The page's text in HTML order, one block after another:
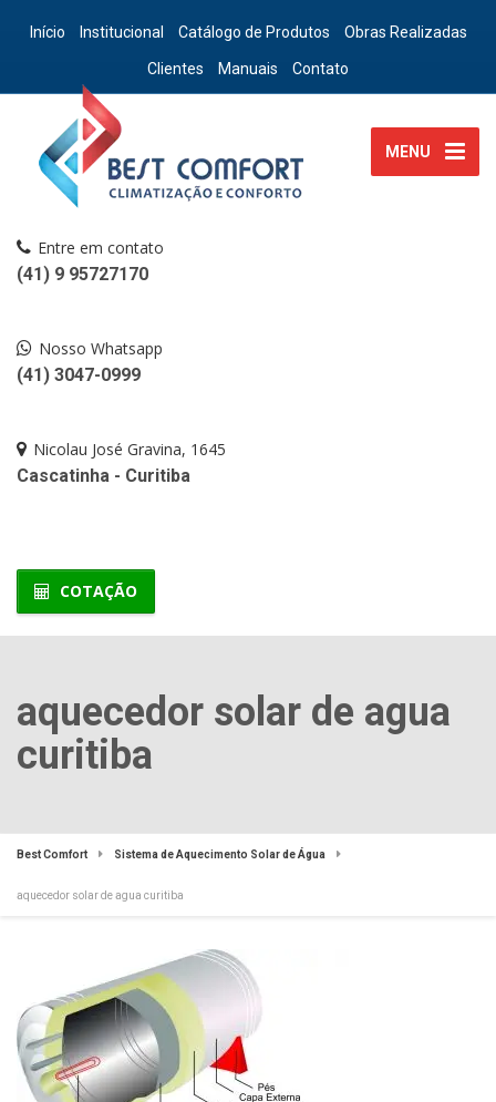
Início Institucional Catálogo de Produtos Obras Realizadas
Clientes Manuais Contato
MENU
Entre em contato
(41) 9 95727170
Nosso Whatsapp
(41) 3047-0999
Nicolau José Gravina, 1645
Cascatinha - Curitiba
COTAÇÃO
aquecedor solar de agua
curitiba
Best Comfort Sistema de Aquecimento Solar de Água
aquecedor solar de agua curitiba